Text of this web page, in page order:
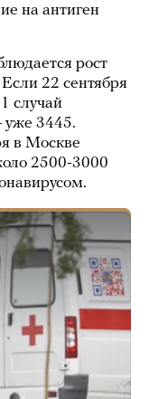
на антиген
рост
22 сентября
случай
уже 3445.
в Москве
2500-3000